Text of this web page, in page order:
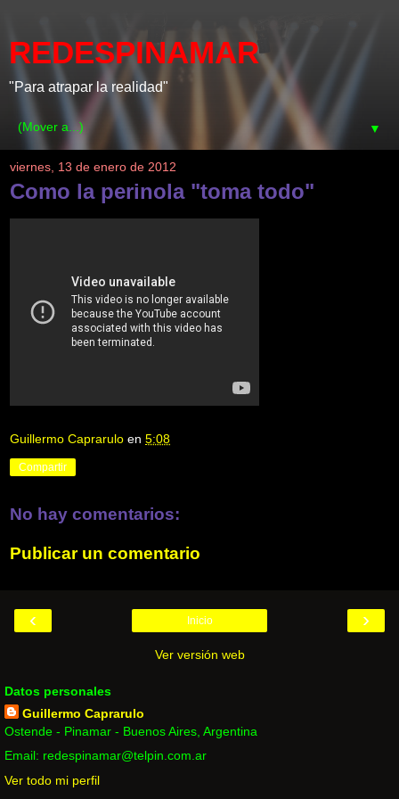
REDESPINAMAR
"Para atrapar la realidad"
▼
viernes, 13 de enero de 2012
Como la perinola "toma todo"
Guillermo Caprarulo en 5:08
Compartir
No hay comentarios:
Publicar un comentario
‹ ›
Inicio
Ver versión web
Datos personales
Guillermo Caprarulo
Ostende - Pinamar - Buenos Aires, Argentina
Email: redespinamar@telpin.com.ar
Ver todo mi perfil